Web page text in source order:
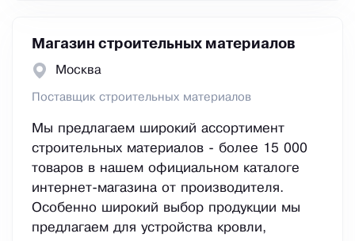
Магазин строительных материалов
Москва
Поставщик строительных материалов
Мы предлагаем широкий ассортимент
строительных материалов - более 15 000
товаров в нашем официальном каталоге
интернет-магазина от производителя.
Особенно широкий выбор продукции мы
предлагаем для устройства кровли,